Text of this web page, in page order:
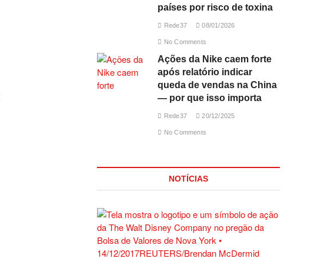
países por risco de toxina
Rede37 08/01/2026
No Comments
Ações da Nike caem forte
após relatório indicar
queda de vendas na China
— por que isso importa
Rede37 20/12/2025
No Comments
NOTÍCIAS